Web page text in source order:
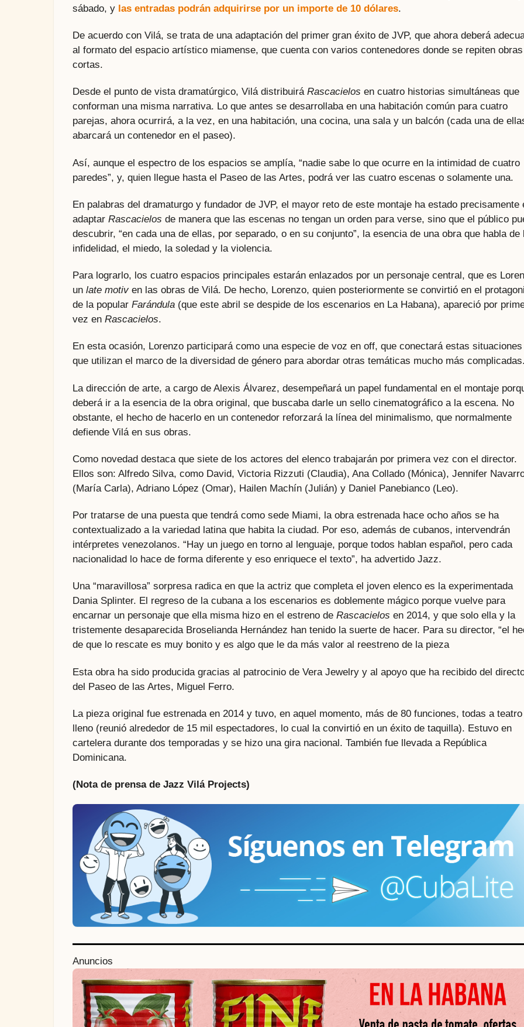
sábado, y las entradas podrán adquirirse por un importe de 10 dólares.
De acuerdo con Vilá, se trata de una adaptación del primer gran éxito de JVP, que ahora deberá
al formato del espacio artístico miamense, que cuenta con varios contenedores donde se repiten obras
cortas.
Desde el punto de vista dramatúrgico, Vilá distribuirá Rascacielos en cuatro historias simultáneas que
conforman una misma narrativa. Lo que antes se desarrollaba en una habitación común para cuatro
parejas, ahora ocurrirá, a la vez, en una habitación, una cocina, una sala y un balcón (cada una de
abarcará un contenedor en el paseo).
Así, aunque el espectro de los espacios se amplía, “nadie sabe lo que ocurre en la intimidad de cuatro
paredes”, y, quien llegue hasta el Paseo de las Artes, podrá ver las cuatro escenas o solamente una.
En palabras del dramaturgo y fundador de JVP, el mayor reto de este montaje ha estado precisamente
adaptar Rascacielos de manera que las escenas no tengan un orden para verse, sino que el público
descubrir, “en cada una de ellas, por separado, o en su conjunto”, la esencia de una obra que habla de
infidelidad, el miedo, la soledad y la violencia.
Para lograrlo, los cuatro espacios principales estarán enlazados por un personaje central, que es
un late motiv en las obras de Vilá. De hecho, Lorenzo, quien posteriormente se convirtió en el
de la popular Farándula (que este abril se despide de los escenarios en La Habana), apareció por
vez en Rascacielos.
En esta ocasión, Lorenzo participará como una especie de voz en off, que conectará estas situaciones
que utilizan el marco de la diversidad de género para abordar otras temáticas mucho más complicadas.
La dirección de arte, a cargo de Alexis Álvarez, desempeñará un papel fundamental en el montaje
deberá ir a la esencia de la obra original, que buscaba darle un sello cinematográfico a la escena. No
obstante, el hecho de hacerlo en un contenedor reforzará la línea del minimalismo, que normalmente
defiende Vilá en sus obras.
Como novedad destaca que siete de los actores del elenco trabajarán por primera vez con el director.
Ellos son: Alfredo Silva, como David, Victoria Rizzuti (Claudia), Ana Collado (Mónica), Jennifer
(María Carla), Adriano López (Omar), Hailen Machín (Julián) y Daniel Panebianco (Leo).
Por tratarse de una puesta que tendrá como sede Miami, la obra estrenada hace ocho años se ha
contextualizado a la variedad latina que habita la ciudad. Por eso, además de cubanos, intervendrán
intérpretes venezolanos. “Hay un juego en torno al lenguaje, porque todos hablan español, pero cada
nacionalidad lo hace de forma diferente y eso enriquece el texto”, ha advertido Jazz.
Una “maravillosa” sorpresa radica en que la actriz que completa el joven elenco es la experimentada
Dania Splinter. El regreso de la cubana a los escenarios es doblemente mágico porque vuelve para
encarnar un personaje que ella misma hizo en el estreno de Rascacielos en 2014, y que solo ella y la
tristemente desaparecida Broselianda Hernández han tenido la suerte de hacer. Para su director, “el
de que lo rescate es muy bonito y es algo que le da más valor al reestreno de la pieza
Esta obra ha sido producida gracias al patrocinio de Vera Jewelry y al apoyo que ha recibido del
del Paseo de las Artes, Miguel Ferro.
La pieza original fue estrenada en 2014 y tuvo, en aquel momento, más de 80 funciones, todas a teatro
lleno (reunió alrededor de 15 mil espectadores, lo cual la convirtió en un éxito de taquilla). Estuvo en
cartelera durante dos temporadas y se hizo una gira nacional. También fue llevada a República
Dominicana.
(Nota de prensa de Jazz Vilá Projects)
Anuncios
P
o
s